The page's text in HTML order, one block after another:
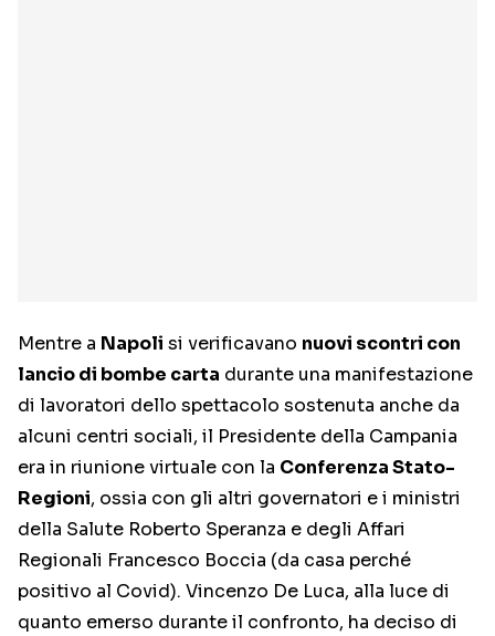
Mentre a Napoli si verificavano nuovi scontri con
lancio di bombe carta durante una manifestazione
di lavoratori dello spettacolo sostenuta anche da
alcuni centri sociali, il Presidente della Campania
era in riunione virtuale con la Conferenza Stato-
Regioni, ossia con gli altri governatori e i ministri
della Salute Roberto Speranza e degli Affari
Regionali Francesco Boccia (da casa perché
positivo al Covid). Vincenzo De Luca, alla luce di
quanto emerso durante il confronto, ha deciso di